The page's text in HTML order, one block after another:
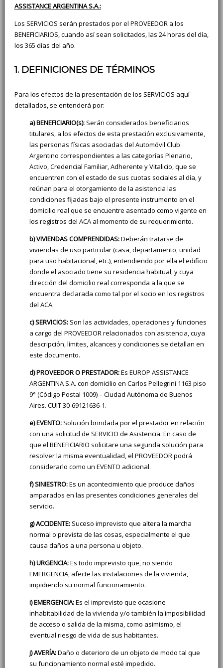
ASSISTANCE ARGENTINA S.A.:
Los SERVICIOS serán prestados por el PROVEEDOR a los
BENEFICIARIOS, cuando así sean solicitados, las 24 horas del día,
los 365 días del año.
1. DEFINICIONES DE TÉRMINOS
Para los efectos de la presentación de los SERVICIOS aquí
detallados, se entenderá por:
a) BENEFICIARIO(s): Serán considerados beneficiarios
titulares, a los efectos de esta prestación exclusivamente,
las personas físicas asociadas del Automóvil Club
Argentino correspondientes a las categorías Plenario,
Activo, Credencial Familiar, Adherente y Vitalicio, que se
encuentren con el estado de sus cuotas sociales al día, y
reúnan para el otorgamiento de la asistencia las
condiciones fijadas bajo el presente instrumento en el
domicilio real que se encuentre asentado como vigente en
los registros del ACA al momento de su requerimiento.
b) VIVIENDAS COMPRENDIDAS:Deberán tratarse de
viviendas de uso particular (casa, departamento, unidad
para uso habitacional, etc.), entendiendo por ella el edificio
donde el asociado tiene su residencia habitual, y cuya
dirección del domicilio real corresponda a la que se
encuentra declarada como tal por el socio en los registros
del ACA.
c) SERVICIOS: Son las actividades, operaciones y funciones
a cargo del PROVEEDOR relacionados con asistencia, cuya
descripción, límites, alcances y condiciones se detallan en
este documento.
d) PROVEEDOR O PRESTADOR:Es EUROP ASSISTANCE
ARGENTINA S.A. con domicilio en Carlos Pellegrini 1163 piso
9° (Código Postal 1009) – Ciudad Autónoma de Buenos
Aires. CUIT 30-69121636-1.
e) EVENTO: Solución brindada por el prestador en relación
con una solicitud de SERVICIO de Asistencia. En caso de
que el BENEFICIARIO solicitare una segunda solución para
resolver la misma eventualidad, el PROVEEDOR podrá
considerarlo como un EVENTO adicional.
f) SINIESTRO:Es un acontecimiento que produce daños
amparados en las presentes condiciones generales del
servicio.
g) ACCIDENTE: Suceso imprevisto que altera la marcha
normal o prevista de las cosas, especialmente el que
causa daños a una persona u objeto.
h) URGENCIA:Es todo imprevisto que, no siendo
EMERGENCIA, afecte las instalaciones de la vivienda,
impidiendo su normal funcionamiento.
i) EMERGENCIA:Es el imprevisto que ocasione
inhabitabilidad de la vivienda y/o también la imposibilidad
de acceso o salida de la misma, como asimismo, el
eventual riesgo de vida de sus habitantes.
j) AVERÍA:Daño o deterioro de un objeto de modo tal que
su funcionamiento normal esté impedido.